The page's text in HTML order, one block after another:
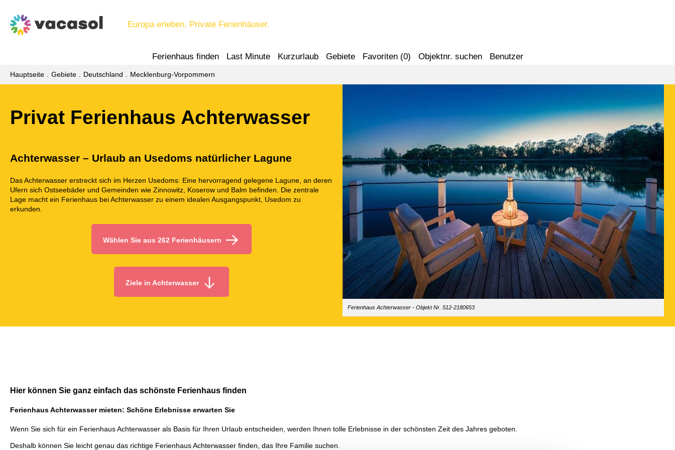
Europa erleben. Private Ferienhäuser.
Ferienhaus finden Last Minute Kurzurlaub Gebiete Favoriten (0) Objektnr. suchen Benutzer
Hauptseite Gebiete Deutschland Mecklenburg-Vorpommern
Privat Ferienhaus Achterwasser
Achterwasser – Urlaub an Usedoms natürlicher Lagune
Das Achterwasser erstreckt sich im Herzen Usedoms: Eine hervorragend gelegene Lagune, an deren
Ufern sich Ostseebäder und Gemeinden wie Zinnowitz, Koserow und Balm befinden. Die zentrale
Lage macht ein Ferienhaus bei Achterwasser zu einem idealen Ausgangspunkt, Usedom zu
erkunden.
Wählen Sie aus 262 Ferienhäusern
Ziele in Achterwasser
Ferienhaus Achterwasser - Objekt Nr. 512-2180653
Hier können Sie ganz einfach das schönste Ferienhaus finden
Ferienhaus Achterwasser mieten: Schöne Erlebnisse erwarten Sie
Wenn Sie sich für ein Ferienhaus Achterwasser als Basis für Ihren Urlaub entscheiden, werden Ihnen tolle Erlebnisse in der schönsten Zeit des Jahres geboten.
Deshalb können Sie leicht genau das richtige Ferienhaus Achterwasser finden, das Ihre Familie suchen.